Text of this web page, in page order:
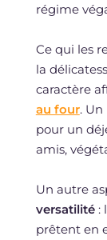
régime
Ce qui les
la
caractère
au four. Un
pour un
amis,
Un autre
versatilité:
prêtent en